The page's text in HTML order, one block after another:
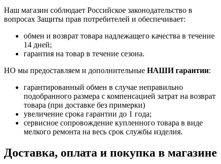
Наш магазин соблюдает Российское законодательство в
вопросах Защиты прав потребителей и обеспечивает:
обмен и возврат товара надлежащего качества в течение
14 дней;
гарантия на товар в течение сезона.
НО мы предоставляем и дополнительные НАШИ гарантии:
гарантированный обмен в случае неправильно
подобранного размера с компенсацией затрат на возврат
товара (при доставке без примерки)
увеличение срока гарантии до 1 года;
сервисное сопровождение купленного товара в виде
мелкого ремонта на весь срок службы изделия.
Доставка, оплата и покупка в магазине